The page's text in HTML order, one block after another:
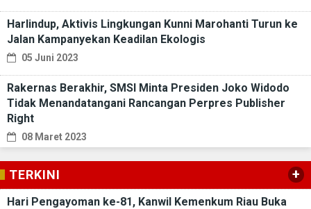
Harlindup, Aktivis Lingkungan Kunni Marohanti Turun ke
Jalan Kampanyekan Keadilan Ekologis
05 Juni 2023
Rakernas Berakhir, SMSI Minta Presiden Joko Widodo
Tidak Menandatangani Rancangan Perpres Publisher
Right
08 Maret 2023
TERKINI +
Hari Pengayoman ke-81, Kanwil Kemenkum Riau Buka